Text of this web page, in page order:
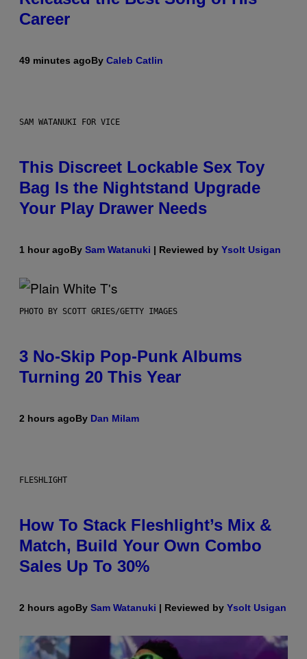
Career
49 minutes agoBy Caleb Catlin
SAM WATANUKI FOR VICE
This Discreet Lockable Sex Toy
Bag Is the Nightstand Upgrade
Your Play Drawer Needs
1 hour agoBy Sam Watanuki | Reviewed by Ysolt Usigan
PHOTO BY SCOTT GRIES/GETTY IMAGES
3 No-Skip Pop-Punk Albums
Turning 20 This Year
2 hours agoBy Dan Milam
FLESHLIGHT
How To Stack Fleshlight’s Mix &
Match, Build Your Own Combo
Sales Up To 30%
2 hours agoBy Sam Watanuki | Reviewed by Ysolt Usigan